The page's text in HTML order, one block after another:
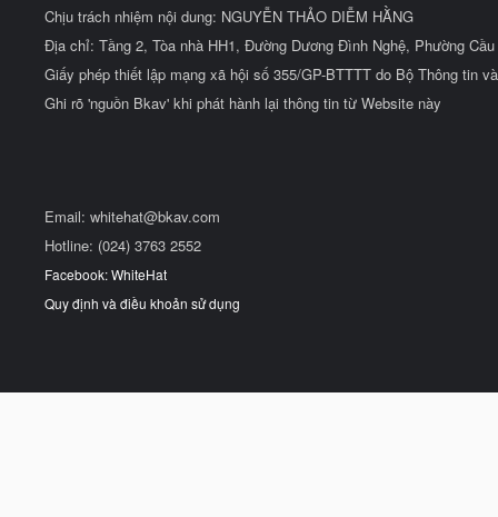
Chịu trách nhiệm nội dung: NGUYỄN THẢO DIỄM HẰNG
Địa chỉ: Tầng 2, Tòa nhà HH1, Đường Dương Đình Nghệ, Phường
Giấy phép thiết lập mạng xã hội số 355/GP-BTTTT do Bộ Thông tin
Ghi rõ 'nguồn Bkav' khi phát hành lại thông tin từ Website này
Email: whitehat@bkav.com
Hotline: (024) 3763 2552
Facebook: WhiteHat
Quy định và điều khoản sử dụng